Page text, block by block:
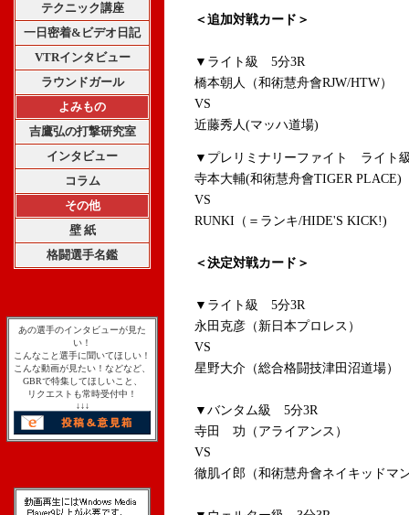
テクニック講座
一日密着&ビデオ日記
VTRインタビュー
ラウンドガール
よみもの
吉鷹弘の打撃研究室
インタビュー
コラム
その他
壁 紙
格闘選手名鑑
あの選手のインタビューが見た
い！
こんなこと選手に聞いてほしい！
こんな動画が見たい！などなど、
GBRで特集してほしいこと、
リクエストも常時受付中！
↓↓↓
＜追加対戦カード＞
▼ライト級 5分3R
橋本朝人（和術慧舟會RJW/HTW）
VS
近藤秀人(マッハ道場)
▼プレリミナリーファイト ライト
寺本大輔(和術慧舟會TIGER PLACE)
VS
RUNKI（＝ランキ/HIDE'S KICK!)
＜決定対戦カード＞
▼ライト級 5分3R
永田克彦（新日本プロレス）
VS
星野大介（総合格闘技津田沼道場）
▼バンタム級 5分3R
寺田 功（アライアンス）
VS
徹肌イ郎（和術慧舟會ネイキッドマ